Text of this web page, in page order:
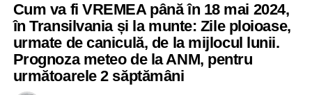
Cum va fi VREMEA până în 18 mai 2024,
în Transilvania și la munte: Zile ploioase,
urmate de caniculă, de la mijlocul lunii.
Prognoza meteo de la ANM, pentru
următoarele 2 săptămâni